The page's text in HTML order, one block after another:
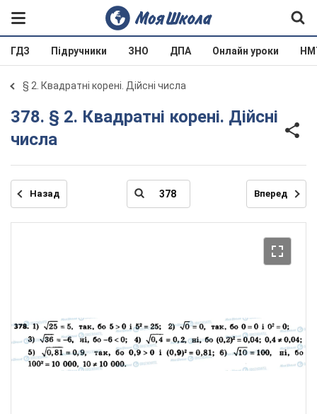
ГДЗ Підручники ЗНО ДПА Онлайн уроки
§ 2. Квадратні корені. Дійсні числа
378. § 2. Квадратні корені. Дійсні
числа
Назад Вперед